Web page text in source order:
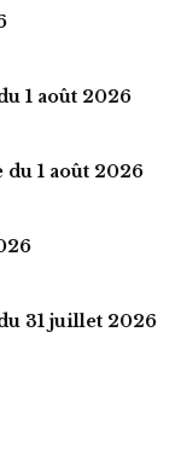
1 août 2026
1 août 2026
31 juillet 2026